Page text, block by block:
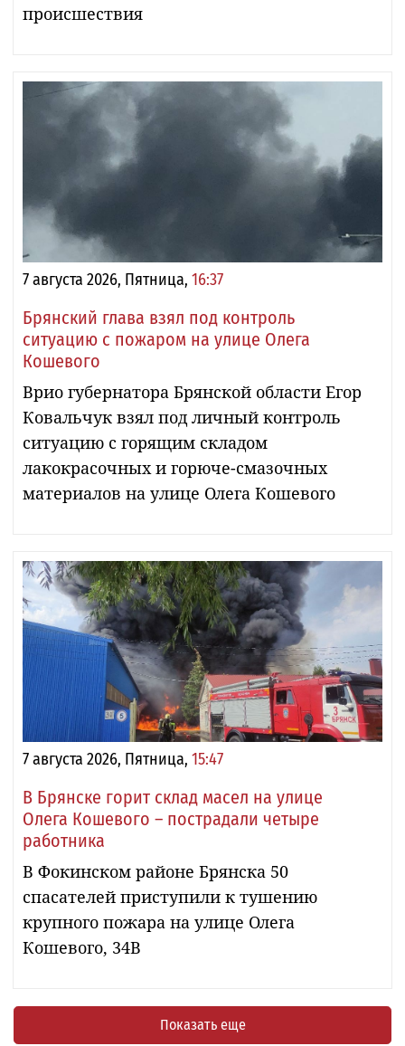
происшествия
7 августа 2026, Пятница, 16:37
Брянский глава взял под контроль
ситуацию с пожаром на улице Олега
Кошевого
Врио губернатора Брянской области Егор
Ковальчук взял под личный контроль
ситуацию с горящим складом
лакокрасочных и горюче-смазочных
материалов на улице Олега Кошевого
7 августа 2026, Пятница, 15:47
В Брянске горит склад масел на улице
Олега Кошевого – пострадали четыре
работника
В Фокинском районе Брянска 50
спасателей приступили к тушению
крупного пожара на улице Олега
Кошевого, 34В
Показать еще